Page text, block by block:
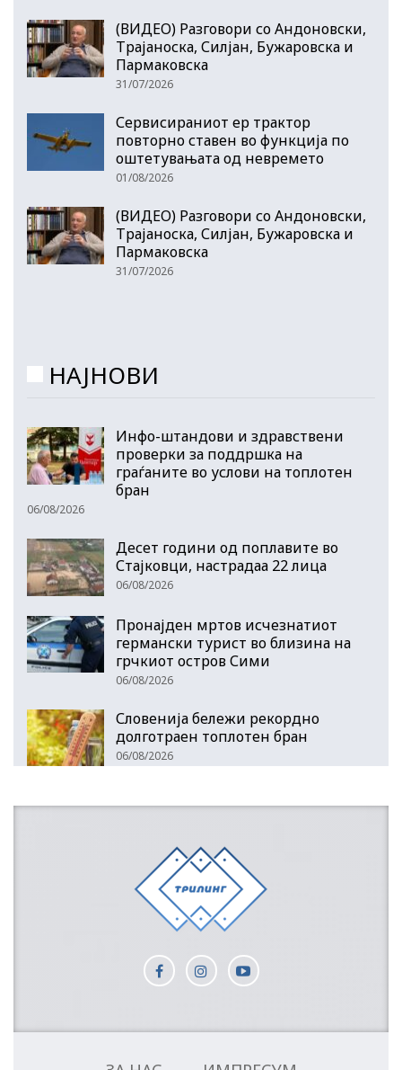
(ВИДЕО) Разговори со Андоновски,
Трајаноска, Силјан, Бужаровска и
Пармаковска
31/07/2026
Сервисираниот ер трактор
повторно ставен во функција по
оштетувањата од невремето
01/08/2026
(ВИДЕО) Разговори со Андоновски,
Трајаноска, Силјан, Бужаровска и
Пармаковска
31/07/2026
НАЈНОВИ
Инфо-штандови и здравствени
проверки за поддршка на
граѓаните во услови на топлотен
бран
06/08/2026
Десет години од поплавите во
Стајковци, настрадаа 22 лица
06/08/2026
Пронајден мртов исчезнатиот
германски турист во близина на
грчкиот остров Сими
06/08/2026
Словенија бележи рекордно
долготраен топлотен бран
06/08/2026